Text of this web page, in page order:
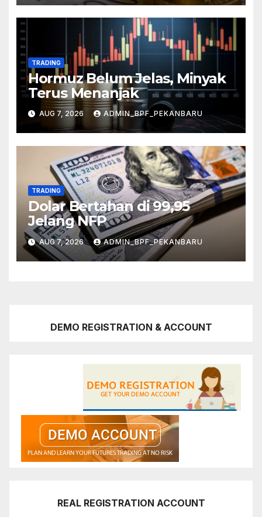
TRADING
Hormuz Belum Jelas, Minyak
Terus Menanjak
AUG 7, 2026 ADMIN_BPF_PEKANBARU
TRADING
Dolar Bertahan di 99,95
Jelang NFP
AUG 7, 2026 ADMIN_BPF_PEKANBARU
DEMO REGISTRATION & ACCOUNT
REAL REGISTRATION ACCOUNT